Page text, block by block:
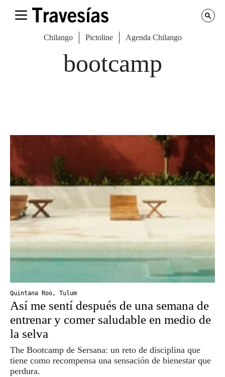
Chilango Pictoline Agenda Chilango
bootcamp
Quintana Roo, Tulum
Así me sentí después de una semana de
entrenar y comer saludable en medio de
la selva
The Bootcamp de Sersana: un reto de disciplina que
tiene como recompensa una sensación de bienestar que
perdura.